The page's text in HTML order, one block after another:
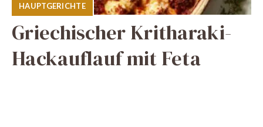
HAUPTGERICHTE
Griechischer Kritharaki-
Hackauflauf mit Feta